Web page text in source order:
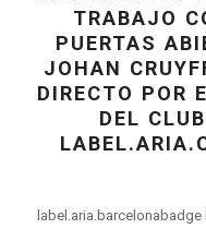
TRABAJO
PUERTAS
JOHAN
DIRECTO POR
DEL
label.aria.barcelonabadge